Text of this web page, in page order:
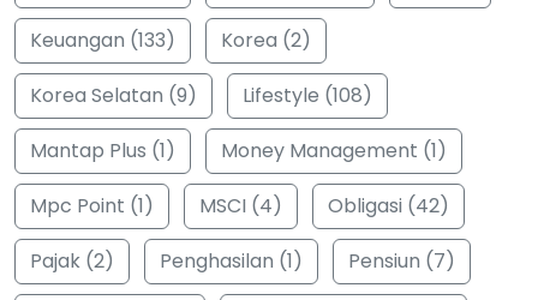
Keuangan (133)
Korea (2)
Korea Selatan (9)
Lifestyle (108)
Mantap Plus (1)
Money Management (1)
Mpc Point (1)
MSCI (4)
Obligasi (42)
Pajak (2)
Penghasilan (1)
Pensiun (7)